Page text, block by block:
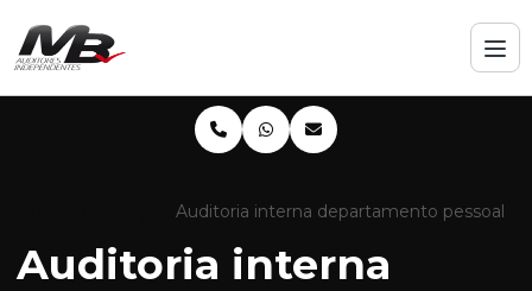
Auditoria interna departamento pessoal
Auditoria interna